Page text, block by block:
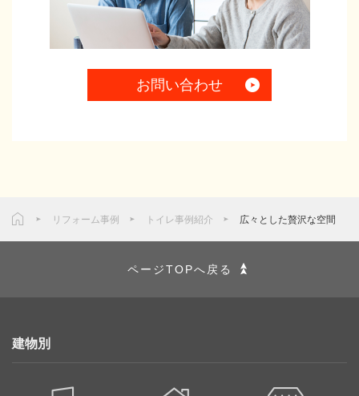
お問い合わせ
リフォーム事例 トイレ事例紹介 広々とした贅沢な空間
ページTOPへ戻る
建物別